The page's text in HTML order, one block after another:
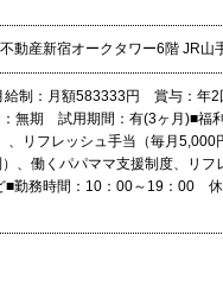
産新宿オークタワー6階 JR山
制：月額583333円 賞与：年
無期 試用期間：有(3ヶ月)■福
リフレッシュ手当（毎月5,000
、働くパパママ支援制度、リフ
■勤務時間：10：00～19：00